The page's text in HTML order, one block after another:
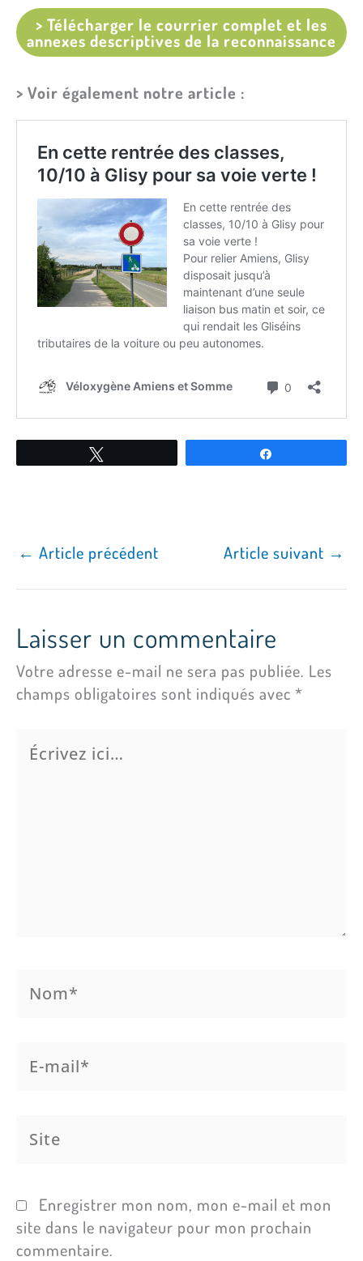
> Télécharger le courrier complet et les
annexes descriptives de la reconnaissance
> Voir également notre article :
← Article précédent Article suivant →
Laisser un commentaire
Votre adresse e-mail ne sera pas publiée. Les
champs obligatoires sont indiqués avec *
Écrivez
ici…
mail*
Enregistrer mon nom, mon e-mail et mon
site dans le navigateur pour mon prochain
commentaire.